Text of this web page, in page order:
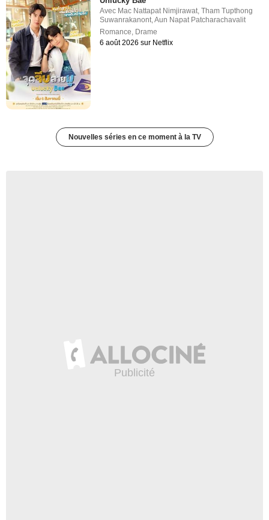
Avec Mac Nattapat Nimjirawat,Tham Tupthong
Suwanrakanont,Aun Napat Patcharachavalit
Romance, Drame
6 août 2026 sur Netflix
Nouvelles séries en ce moment à la TV